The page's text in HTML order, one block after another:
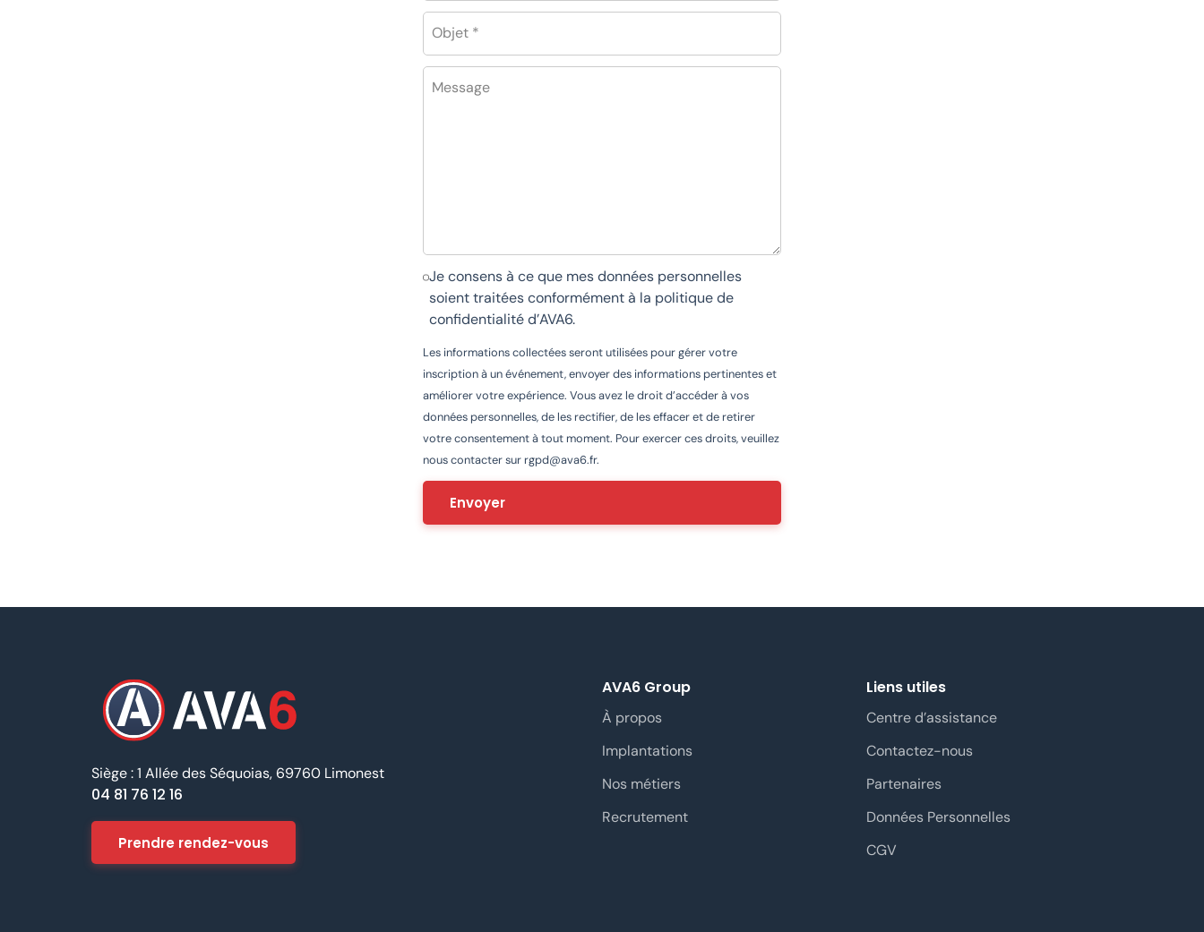
Objet *
Message
Je consens à ce que mes données personnelles
soient traitées conformément à la politique de
confidentialité d’AVA6.
Les informations collectées seront utilisées pour gérer votre
inscription à un événement, envoyer des informations pertinentes et
améliorer votre expérience. Vous avez le droit d’accéder à vos
données personnelles, de les rectifier, de les effacer et de retirer
votre consentement à tout moment. Pour exercer ces droits, veuillez
nous contacter sur rgpd@ava6.fr.
Siège : 1 Allée des Séquoias, 69760 Limonest
04 81 76 12 16
Prendre rendez-vous
AVA6 Group
À propos
Implantations
Nos métiers
Recrutement
Liens utiles
Centre d’assistance
Contactez-nous
Partenaires
Données Personnelles
CGV